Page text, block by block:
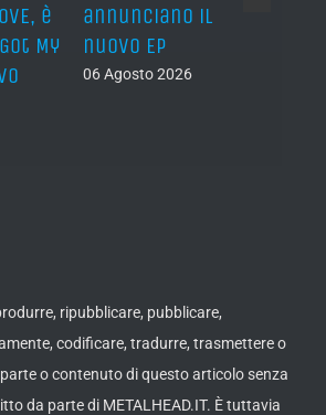
è
My
annunciano il
nuovo EP
06 Agosto 2026
ripubblicare, pubblicare,
codificare, tradurre, trasmettere o
o contenuto di questo articolo senza
da parte di METALHEAD.IT. È tuttavia